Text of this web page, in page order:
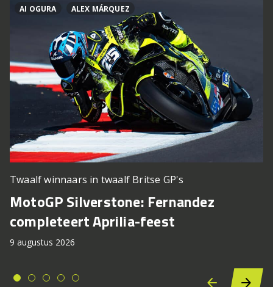
AI OGURA ALEX MÁRQUEZ
Twaalf winnaars in twaalf Britse GP's
MotoGP Silverstone: Fernandez
completeert Aprilia-feest
9 augustus 2026